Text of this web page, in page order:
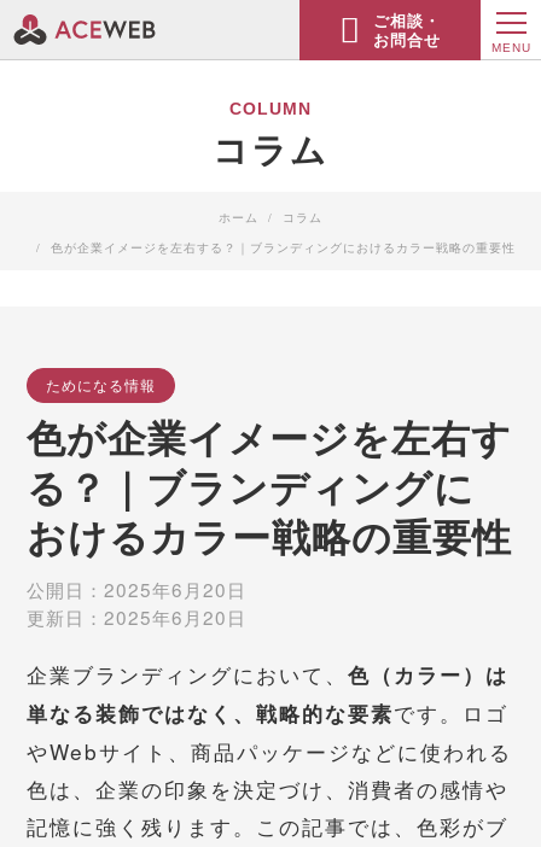
ご相談・
お問合せ
MENU
COLUMN
コラム
ホーム
コラム
色が企業イメージを左右する？｜ブランディングにおけるカラー戦略の重要性
ためになる情報
色が企業イメージを左右す
る？｜ブランディングに
おけるカラー戦略の重要性
公開日：2025年6月20日
更新日：2025年6月20日
企業ブランディングにおいて、色（カラー）は
単なる装飾ではなく、戦略的な要素です。ロゴ
やWebサイト、商品パッケージなどに使われる
色は、企業の印象を決定づけ、消費者の感情や
記憶に強く残ります。この記事では、色彩がブ